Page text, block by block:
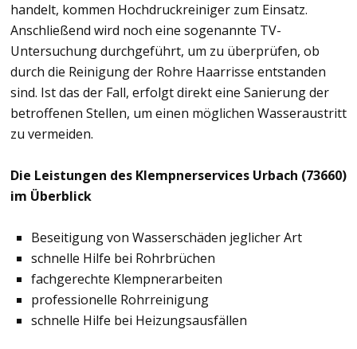
handelt, kommen Hochdruckreiniger zum Einsatz.
Anschließend wird noch eine sogenannte TV-
Untersuchung durchgeführt, um zu überprüfen, ob
durch die Reinigung der Rohre Haarrisse entstanden
sind. Ist das der Fall, erfolgt direkt eine Sanierung der
betroffenen Stellen, um einen möglichen Wasseraustritt
zu vermeiden.
Die Leistungen des Klempnerservices Urbach (73660)
im Überblick
Beseitigung von Wasserschäden jeglicher Art
schnelle Hilfe bei Rohrbrüchen
fachgerechte Klempnerarbeiten
professionelle Rohrreinigung
schnelle Hilfe bei Heizungsausfällen